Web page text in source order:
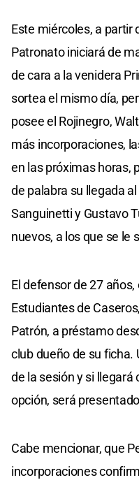
Este miércoles, a partir
Patronato iniciará de
de cara a la venidera
sortea el mismo día,
posee el Rojinegro,
más incorporaciones,
en las próximas horas,
de palabra su llegada
Sanguinetti y Gustavo
nuevos, a los que se le
El defensor de 27
Estudiantes de
Patrón, a préstamo
club dueño de su ficha.
de la sesión y si llegará
opción, será
Cabe mencionar, que
incorporaciones